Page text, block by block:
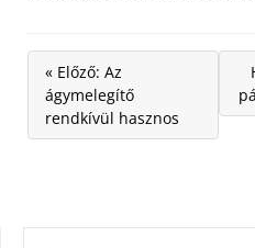
« Előző: Az
ágymelegítő
rendkívül hasznos